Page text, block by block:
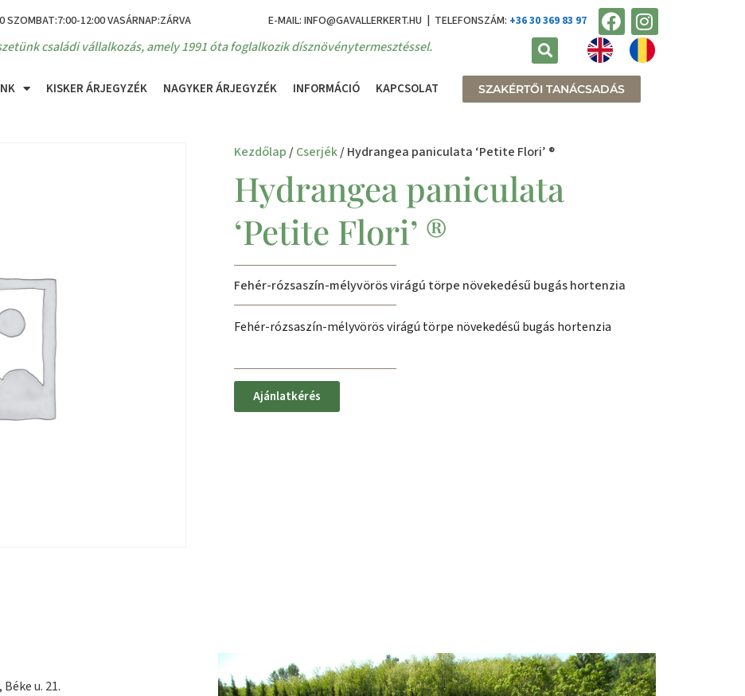
SZOMBAT:7:00-12:00 VASÁRNAP:ZÁRVA E-MAIL: INFO@GAVALLERKERT.HU | TELEFONSZÁM: +36 30 369 83 97
családi vállalkozás, amely 1991 óta foglalkozik dísznövénytermesztéssel.
KISKER ÁRJEGYZÉK NAGYKER ÁRJEGYZÉK INFORMÁCIÓ KAPCSOLAT SZAKÉRTŐI TANÁCSADÁS
Kezdőlap /Cserjék/ Hydrangea paniculata ‘Petite Flori’ ®
Hydrangea paniculata
‘Petite Flori’ ®
Fehér-rózsaszín-mélyvörös virágú törpe növekedésű bugás hortenzia
Fehér-rózsaszín-mélyvörös virágú törpe növekedésű bugás hortenzia
Ajánlatkérés
u. 21.